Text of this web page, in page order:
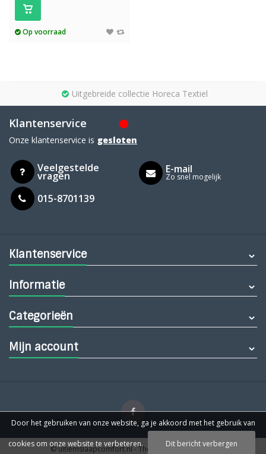
Op voorraad
Uitgebreide collectie Horeca Textiel
Klantenservice
Onze klantenservice is gesloten
Veelgestelde
vragen
015-8701139
E-mail
Zo snel mogelijk
Klantenservice
Informatie
Categorieën
Mijn account
© ultiemslaapcomfort.nl- Theme byWebdinge.nl
Door het gebruiken van onze website, ga je akkoord met het gebruik van
cookies om onze website te verbeteren. Dit bericht verbergen